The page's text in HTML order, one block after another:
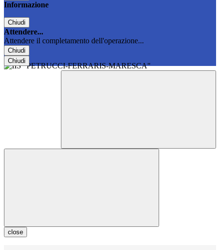
Informazione
Chiudi
Attendere...
Attendere il completamento dell'operazione...
Chiudi
Chiudi
close